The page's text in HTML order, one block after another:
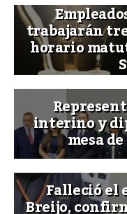
trabajarán
horario
interino y
mesa
Falleció el
Breijo,